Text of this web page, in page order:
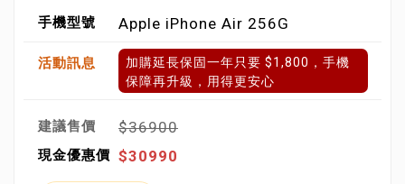
Apple iPhone Air 256G
加購延長保固一年只要 $1,800，手機
保障再升級，用得更安心
$36900
$30990